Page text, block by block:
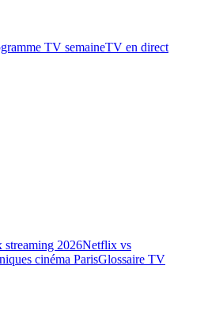
TV semaineTV en direct
streaming 2026Netflix vs
cinéma ParisGlossaire TV